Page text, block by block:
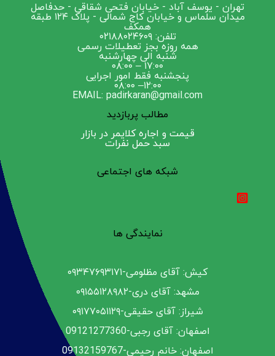
تهران - یوسف آباد - خیابان فتحی شقاقی - حدفاصل
میدان سلماس و خیابان کاج شمالی - پلاک ۱۲۴ طبقه
همکف
تلفن: ۰۲۱۸۸۰۲۴۶۰۹
همه روزه بجز تعطیلات رسمی
شنبه الی چهارشنبه
۱۷:۰۰ – ۰۸:۰۰
پنجشنبه فقط امور اجرایی
۱۲:۰۰– ۰۸:۰۰
EMAIL: padirkaran@gmail.com
مطالب پربازدید
قیمت و اجاره کلایمر در بازار
سبد حمل نفرات
شبکه های اجتماعی
نمایندگی ها
کیش: آقای مظلومی-۰۹۳۴۷۶۹۳۱۷۱
مشهد: آقای دری-۰۹۱۵۵۱۲۸۹۸۲
شیراز: آقای حقیقی-۰۹۱۷۷۰۵۱۱۲۹
اصفهان: آقای رجبی-09121277360
اصفهان: خانم رحیمی-09132159767